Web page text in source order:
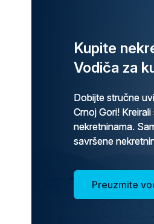
Kupite
Vodiča za
Dobijte stručne
Crnoj Gori!
nekretninama.
savršene
Preuzmite